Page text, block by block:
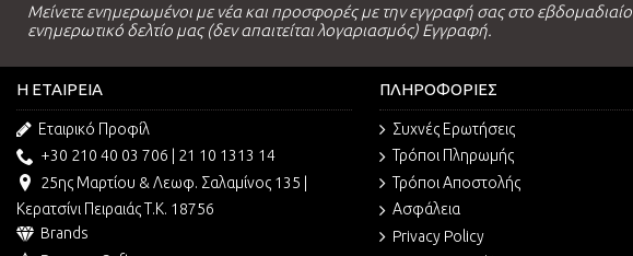
Μείνετε ενημερωμένοι με νέα και προσφορές με την εγγραφή σας στο εβδομαδιαίο
ενημερωτικό δελτίο μας (δεν απαιτείται λογαριασμός) Εγγραφή.
Η ΕΤΑΙΡΕΊΑ
Εταιρικό Προφίλ
+30 210 40 03 706 | 21 10 1313 14
25ης Μαρτίου & Λεωφ. Σαλαμίνος 135 |
Κερατσίνι Πειραιάς Τ.Κ. 18756
Brands
ΠΛΗΡΟΦΟΡΊΕΣ
Συχνές Ερωτήσεις
Τρόποι Πληρωμής
Τρόποι Αποστολής
Ασφάλεια
Privacy Policy